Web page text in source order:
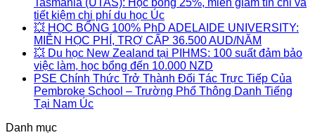
Tasmania (UTAS): Học bổng 25%, miễn giảm tín chỉ và
tiết kiệm chi phí du học Úc
💥 HỌC BỔNG 100% PhD ADELAIDE UNIVERSITY:
MIỄN HỌC PHÍ, TRỢ CẤP 36.500 AUD/NĂM
💥 Du học New Zealand tại PIHMS: 100 suất đảm bảo
việc làm, học bổng đến 10.000 NZD
PSE Chính Thức Trở Thành Đối Tác Trực Tiếp Của
Pembroke School – Trường Phổ Thông Danh Tiếng
Tại Nam Úc
Danh mục